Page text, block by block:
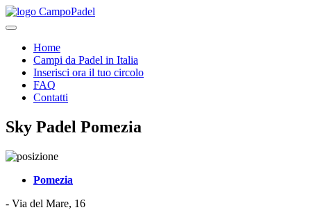
Home
Campi da Padel in Italia
Inserisci ora il tuo circolo
FAQ
Contatti
Sky Padel Pomezia
Pomezia
- Via del Mare, 16